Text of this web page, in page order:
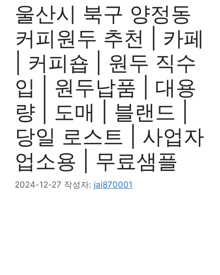
울산시 북구 양정동
커피원두 추천 | 카페
| 커피숍 | 원두 직수
입 | 원두납품 | 대용
량 | 도매 | 블랜드 |
당일 로스트 | 사업자
업소용 | 무료샘플
2024-12-27 작성자: jai870001